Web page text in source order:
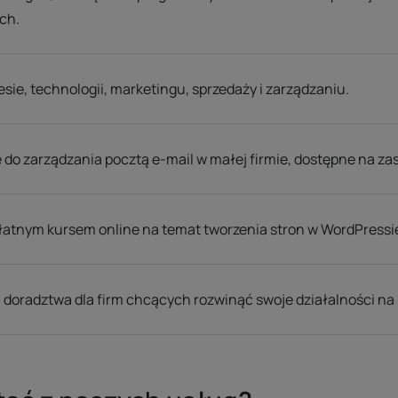
technologii, marketingu, sprzedaży i zarządzaniu.
zarządzania pocztą e-mail w małej firmie, dostępne na
kursem online na temat tworzenia stron w
dla firm chcących rozwinąć swoje działalności